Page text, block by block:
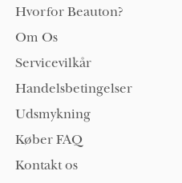
Hvorfor Beauton?
Om Os
Servicevilkår
Handelsbetingelser
Udsmykning
Køber FAQ
Kontakt os